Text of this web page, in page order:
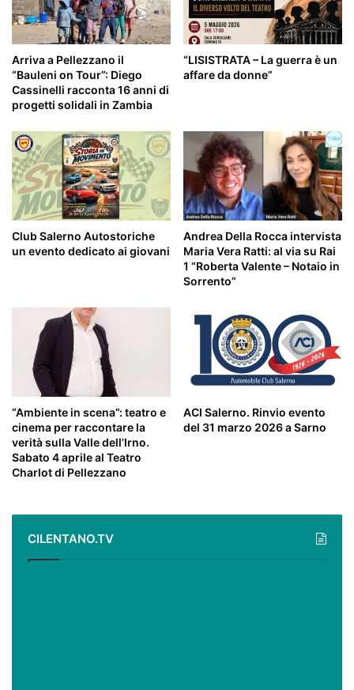
Arriva a Pellezzano il
“Bauleni on Tour”: Diego
Cassinelli racconta 16 anni di
progetti solidali in Zambia
“LISISTRATA – La guerra è un
affare da donne”
Club Salerno Autostoriche
un evento dedicato ai giovani
Andrea Della Rocca intervista
Maria Vera Ratti: al via su Rai
1 “Roberta Valente – Notaio in
Sorrento”
“Ambiente in scena”: teatro e
cinema per raccontare la
verità sulla Valle dell’Irno.
Sabato 4 aprile al Teatro
Charlot di Pellezzano
ACI Salerno. Rinvio evento
del 31 marzo 2026 a Sarno
CILENTANO.TV